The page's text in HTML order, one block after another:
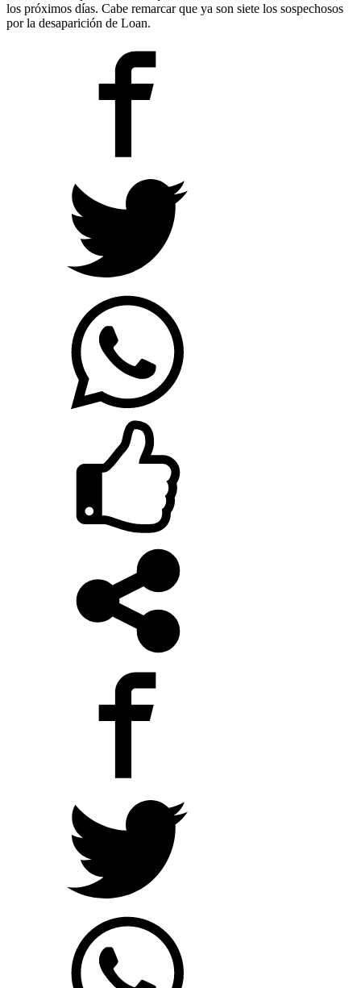
los próximos días. Cabe remarcar que ya son siete los sospechosos
por la desaparición de Loan.